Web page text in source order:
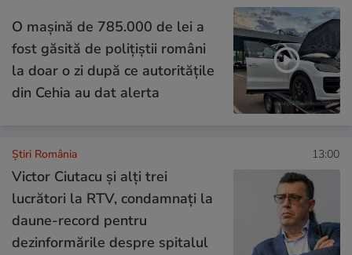
O mașină de 785.000 de lei a
fost găsită de polițiștii români
la doar o zi după ce autoritățile
din Cehia au dat alerta
Știri România 13:00
Victor Ciutacu și alți trei
lucrători la RTV, condamnați la
daune-record pentru
dezinformările despre spitalul